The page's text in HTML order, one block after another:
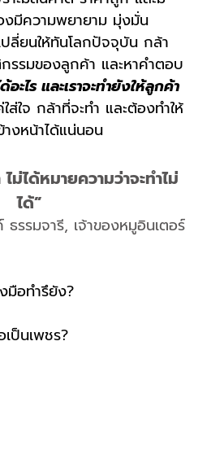
มีความพยายาม มุ่งมั่น
ลี่ยนให้ทันโลกปัจจุบัน กล้า
รมของลูกค้า และหาคำตอบ
ะไร และเราจะทำยังให้ลูกค้า
ใจ กล้าที่จะทำ และต้องทำให้
างหน้าได้แน่นอน
ม่ได้หมายความว่าจะทำไม่
ได้”
รมจารี, เจ้าของหมูอินเตอร์
มือทำรึยัง?
เป็นเพชร?